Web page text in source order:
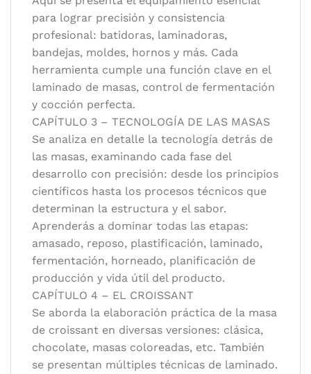
para lograr precisión y consistencia
profesional: batidoras, laminadoras,
bandejas, moldes, hornos y más. Cada
herramienta cumple una función clave en el
laminado de masas, control de fermentación
y cocción perfecta.
CAPÍTULO 3 – TECNOLOGÍA DE LAS MASAS
Se analiza en detalle la tecnología detrás de
las masas, examinando cada fase del
desarrollo con precisión: desde los principios
científicos hasta los procesos técnicos que
determinan la estructura y el sabor.
Aprenderás a dominar todas las etapas:
amasado, reposo, plastificación, laminado,
fermentación, horneado, planificación de
producción y vida útil del producto.
CAPÍTULO 4 – EL CROISSANT
Se aborda la elaboración práctica de la masa
de croissant en diversas versiones: clásica,
chocolate, masas coloreadas, etc. También
se presentan múltiples técnicas de laminado.